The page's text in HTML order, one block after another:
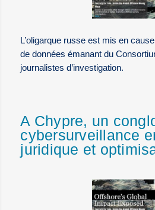
L’oligarque russe est mis en
de données émanant du
journalistes d’investigation.
A Chypre, un
cybersurveillance
juridique et